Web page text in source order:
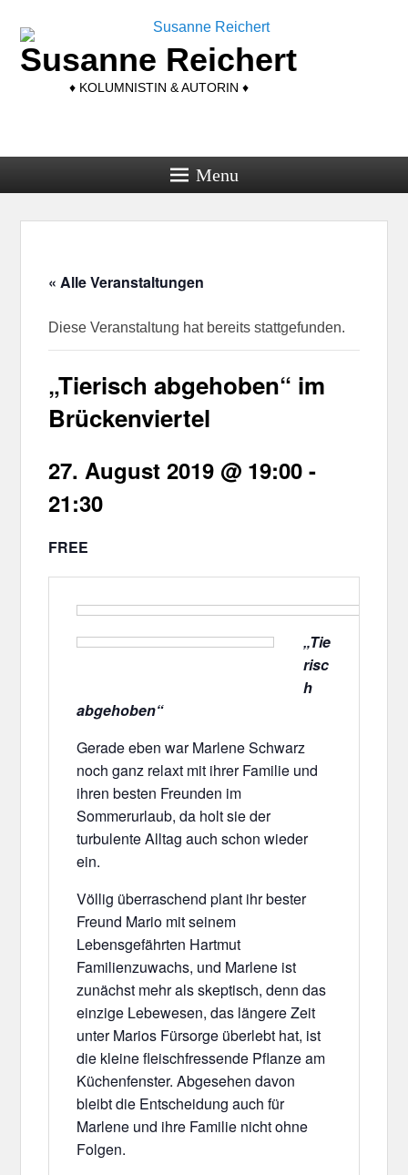
Susanne Reichert
♦ KOLUMNISTIN & AUTORIN ♦
Menu
« Alle Veranstaltungen
Diese Veranstaltung hat bereits stattgefunden.
„Tierisch abgehoben“ im
Brückenviertel
27. August 2019 @ 19:00 -
21:30
FREE
„Tie
risc
h
abgehoben“
Gerade eben war Marlene Schwarz
noch ganz relaxt mit ihrer Familie und
ihren besten Freunden im
Sommerurlaub, da holt sie der
turbulente Alltag auch schon wieder
ein.
Völlig überraschend plant ihr bester
Freund Mario mit seinem
Lebensgefährten Hartmut
Familienzuwachs, und Marlene ist
zunächst mehr als skeptisch, denn das
einzige Lebewesen, das längere Zeit
unter Marios Fürsorge überlebt hat, ist
die kleine fleischfressende Pflanze am
Küchenfenster. Abgesehen davon
bleibt die Entscheidung auch für
Marlene und ihre Familie nicht ohne
Folgen.